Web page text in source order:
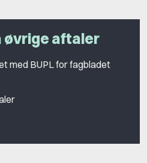
øvrige aftaler
med BUPL for fagbladet